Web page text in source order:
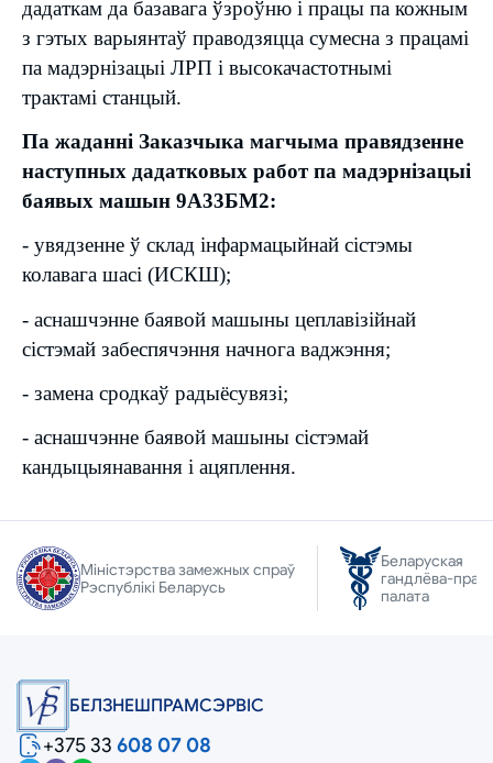
дадаткам да базавага ўзроўню і працы па кожным
з гэтых варыянтаў праводзяцца сумесна з працамі
па мадэрнізацыі ЛРП і высокачастотнымі
трактамі станцый.
Па жаданні Заказчыка магчыма правядзенне
наступных дадатковых работ па мадэрнізацыі
баявых машын 9А33БМ2:
- увядзенне ў склад інфармацыйнай сістэмы
колавага шасі (ИСКШ);
- аснашчэнне баявой машыны цеплавізійнай
сістэмай забеспячэння начнога ваджэння;
- замена сродкаў радыёсувязі;
- аснашчэнне баявой машыны сістэмай
кандыцыянавання і ацяплення.
Міністэрства замежных спраў
Рэспублікі Беларусь
Беларуская
гандлёва-
палата
БЕЛЗНЕШПРАМСЭРВIС
+375 33 608 07 08